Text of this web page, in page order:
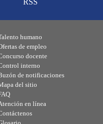
humano
de empleo
docente
interno
de notificaciones
del sitio
en línea